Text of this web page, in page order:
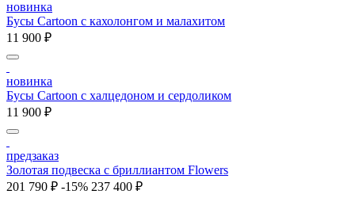
новинка
Бусы Cartoon с кахолонгом и малахитом
11 900 ₽
новинка
Бусы Cartoon с халцедоном и сердоликом
11 900 ₽
предзаказ
Золотая подвеска с бриллиантом Flowers
201 790 ₽ -15% 237 400 ₽